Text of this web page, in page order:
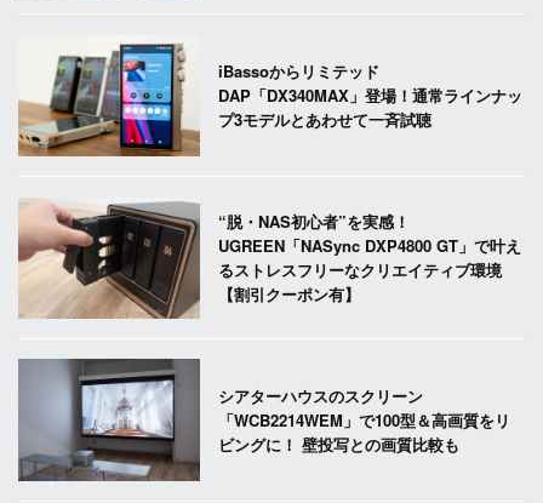
iBassoからリミテッド
DAP「DX340MAX」登場！通常ラインナッ
プ3モデルとあわせて一斉試聴
“脱・NAS初心者”を実感！
UGREEN「NASync DXP4800 GT」で叶え
るストレスフリーなクリエイティブ環境
【割引クーポン有】
シアターハウスのスクリーン
「WCB2214WEM」で100型＆高画質をリ
ビングに！ 壁投写との画質比較も